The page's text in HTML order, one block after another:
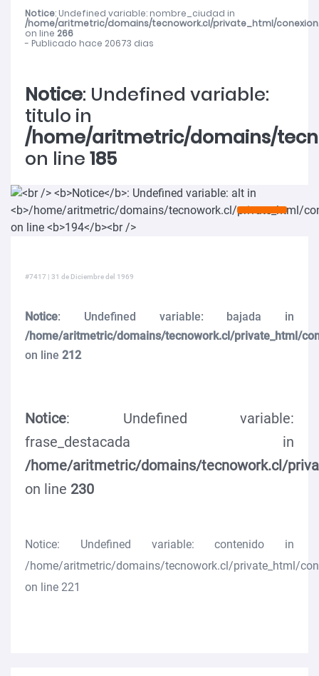
Notice: Undefined variable: nombre_ciudad in
/home/aritmetric/domains/tecnowork.cl/private_html/
on line 266
- Publicado hace 20673 dias
Notice: Undefined variable:
titulo in
/home/aritmetric/domains/
on line 185
#7417 | 31 de Diciembre del 1969
Notice: Undefined variable: bajada in
/home/aritmetric/domains/tecnowork.cl/private_html/
on line 212
Notice: Undefined variable:
frase_destacada in
/home/aritmetric/domains/tecnowork.cl/
on line 230
Notice: Undefined variable: contenido in
/home/aritmetric/domains/tecnowork.cl/private_html/
on line 221